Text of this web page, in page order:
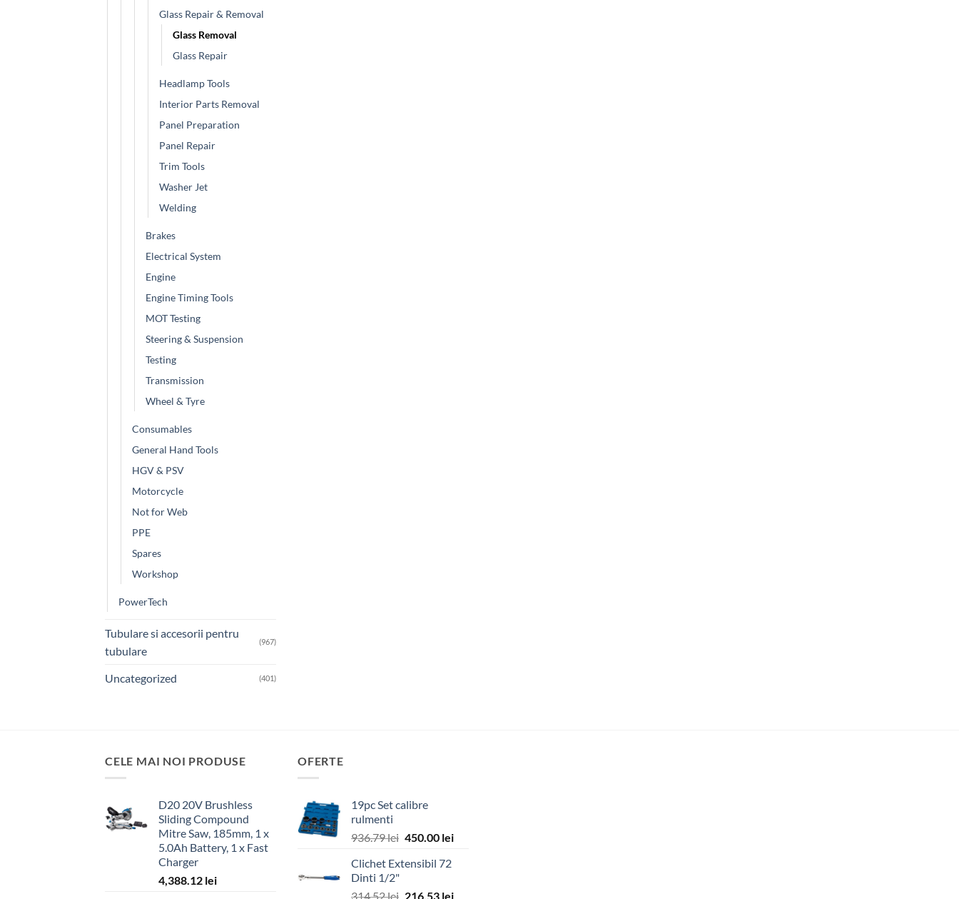
Glass Repair & Removal
Glass Removal
Glass Repair
Headlamp Tools
Interior Parts Removal
Panel Preparation
Panel Repair
Trim Tools
Washer Jet
Welding
Brakes
Electrical System
Engine
Engine Timing Tools
MOT Testing
Steering & Suspension
Testing
Transmission
Wheel & Tyre
Consumables
General Hand Tools
HGV & PSV
Motorcycle
Not for Web
PPE
Spares
Workshop
PowerTech
Tubulare si accesorii pentru
tubulare
(967)
Uncategorized (401)
CELE MAI NOI PRODUSE
D20 20V Brushless
Sliding Compound
Mitre Saw, 185mm, 1 x
5.0Ah Battery, 1 x Fast
Charger
4,388.12 lei
OFERTE
19pc Set calibre
rulmenti
936.79lei Prețul
a
450.00 leiPrețul
Clichet Extensibil 72
Dinti 1/2"
314.52lei Prețul
216.53 leiPrețul